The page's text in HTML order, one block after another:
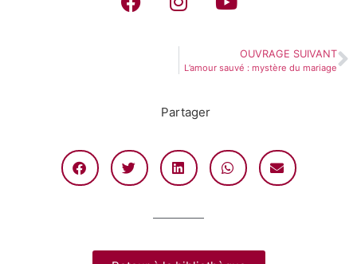
OUVRAGE SUIVANT
L’amour sauvé : mystère du mariage
Partager